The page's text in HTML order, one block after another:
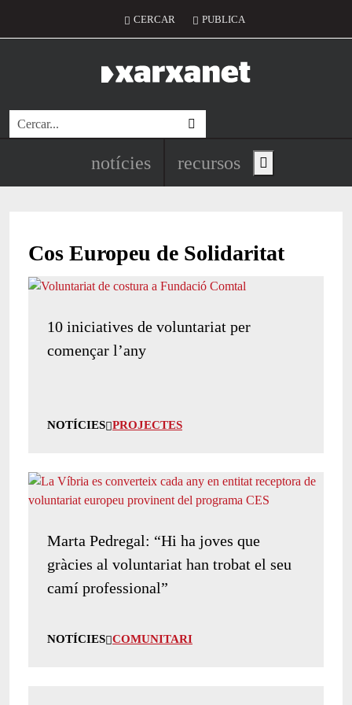
Menú del compte d'usuari
CERCAR PUBLICA
Cerca
Navegació principal de
notícies recursos Show main menu
Cos Europeu de Solidaritat
10 iniciatives de voluntariat per
començar l’any
NOTÍCIES PROJECTES
Marta Pedregal: “Hi ha joves que
gràcies al voluntariat han trobat el seu
camí professional”
NOTÍCIES COMUNITARI